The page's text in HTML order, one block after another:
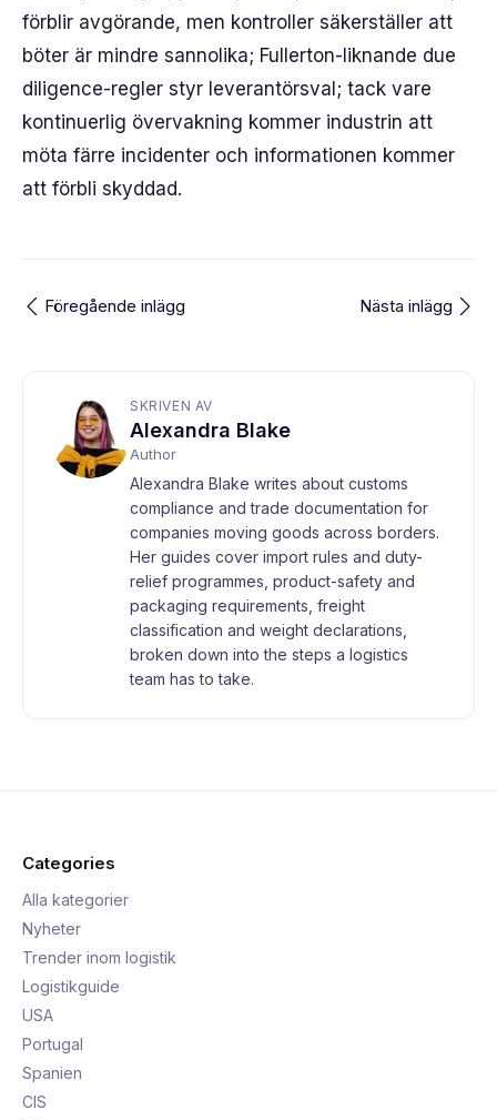
förblir avgörande, men kontroller säkerställer att
böter är mindre sannolika; Fullerton-liknande due
diligence-regler styr leverantörsval; tack vare
kontinuerlig övervakning kommer industrin att
möta färre incidenter och informationen kommer
att förbli skyddad.
Föregående inlägg Nästa inlägg
SKRIVEN AV
Alexandra Blake
Author
Alexandra Blake writes about customs
compliance and trade documentation for
companies moving goods across borders.
Her guides cover import rules and duty-
relief programmes, product-safety and
packaging requirements, freight
classification and weight declarations,
broken down into the steps a logistics
team has to take.
Categories
Alla kategorier
Nyheter
Trender inom logistik
Logistikguide
USA
Portugal
Spanien
CIS